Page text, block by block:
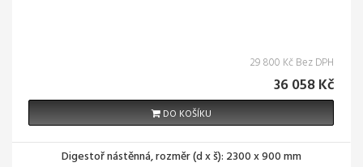
29 800 Kč Bez DPH
36 058 Kč
DO KOŠÍKU
Digestoř nástěnná, rozměr (d x š): 2300 x 900 mm